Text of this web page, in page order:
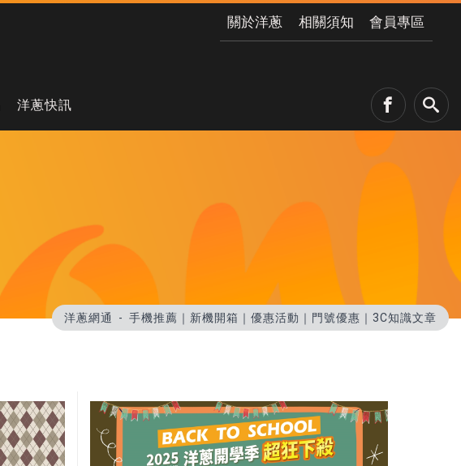
關於洋蔥 相關須知 會員專區
洋蔥快訊
洋蔥網通 手機推薦｜新機開箱｜優惠活動｜門號優惠｜3C知識文章